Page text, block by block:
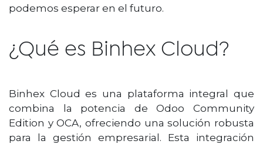
podemos esperar en el futuro.
¿Qué es Binhex Cloud?
Binhex Cloud es una plataforma integral que
combina la potencia de Odoo Community
Edition y OCA, ofreciendo una solución robusta
para la gestión empresarial. Esta integración